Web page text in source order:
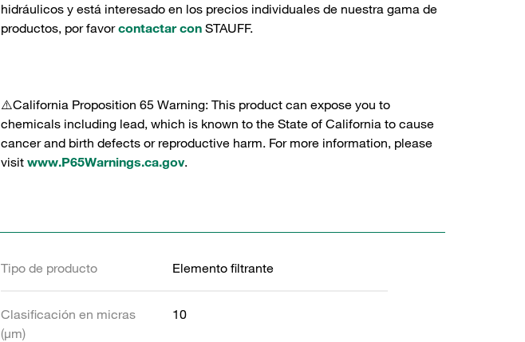
hidráulicos y está interesado en los precios individuales de nuestra gama de
productos, por favorcontactar con STAUFF.
⚠️California Proposition 65 Warning: This product can expose you to
chemicals including lead, which is known to the State of California to cause
cancer and birth defects or reproductive harm. For more information, please
visit www.P65Warnings.ca.gov.
Tipo de producto Elemento filtrante
Clasificación en micras
(µm)
10